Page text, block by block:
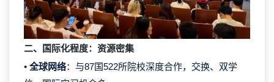
二、国际化程度：资源密集
• 全球网络：与87国522所院校深度合作，交换、双学